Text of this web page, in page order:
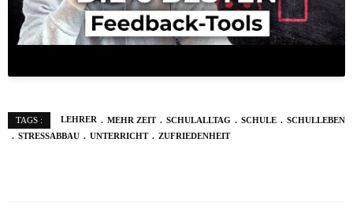
TAGS : LEHRER MEHR ZEIT SCHULALLTAG SCHULE
SCHULLEBEN
STRESSABBAU
UNTERRICHT ZUFRIEDENHEIT